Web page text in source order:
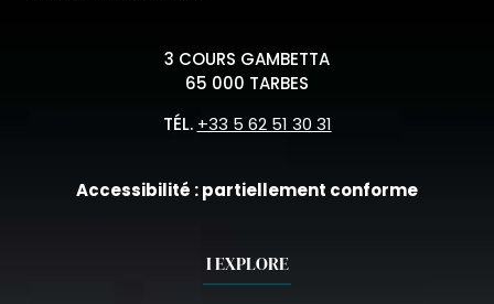
3 COURS GAMBETTA
65 000 TARBES
TÉL. +33 5 62 51 30 31
Accessibilité : partiellement conforme
I EXPLORE